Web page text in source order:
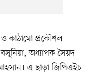
ও কাঠামো প্রকৌশল
অধ্যাপক সৈয়দ
এ ছাড়া জিপিএইচ